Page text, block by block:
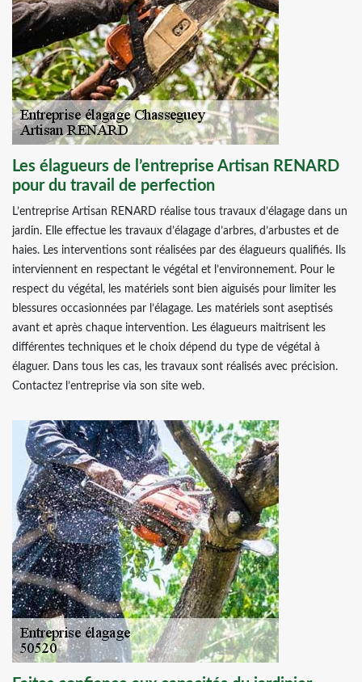
Les élagueurs de l’entreprise Artisan RENARD
pour du travail de perfection
L’entreprise Artisan RENARD réalise tous travaux d’élagage dans un
jardin. Elle effectue les travaux d’élagage d’arbres, d’arbustes et de
haies. Les interventions sont réalisées par des élagueurs qualifiés. Ils
interviennent en respectant le végétal et l’environnement. Pour le
respect du végétal, les matériels sont bien aiguisés pour limiter les
blessures occasionnées par l’élagage. Les matériels sont aseptisés
avant et après chaque intervention. Les élagueurs maitrisent les
différentes techniques et le choix dépend du type de végétal à
élaguer. Dans tous les cas, les travaux sont réalisés avec précision.
Contactez l’entreprise via son site web.